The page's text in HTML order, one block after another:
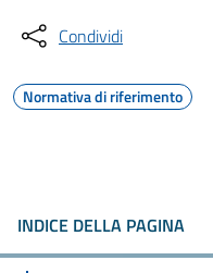
Condividi
Normativa di riferimento
INDICE DELLA PAGINA